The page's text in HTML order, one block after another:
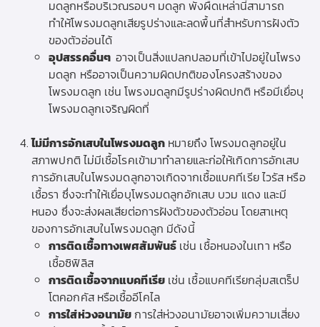
มดลูกหรือบริเวณรอบๆ มดลูก พังผืดเหล่านี้สามารถ
ทำให้โพรงมดลูกเสียรูปร่างและลดพื้นที่สำหรับการฝังตัว
ของตัวอ่อนได้
อุปสรรคอื่นๆ อาจเป็นสิ่งแปลกปลอมที่เข้าไปอยู่ในโพรง
มดลูก หรืออาจเป็นความผิดปกติของโครงสร้างของ
โพรงมดลูก เช่น โพรงมดลูกมีรูปร่างผิดปกติ หรือมีเยื่อบุ
โพรงมดลูกเจริญผิดที่
ไม่มีการอักเสบในโพรงมดลูก หมายถึง โพรงมดลูกอยู่ใน
สภาพปกติ ไม่มีเชื้อโรคเข้ามาทำลายและก่อให้เกิดการอักเสบ
การอักเสบในโพรงมดลูกอาจเกิดจากเชื้อแบคทีเรีย ไวรัส หรือ
เชื้อรา ซึ่งจะทำให้เยื่อบุโพรงมดลูกอักเสบ บวม แดง และมี
หนอง ซึ่งจะส่งผลเสียต่อการฝังตัวของตัวอ่อน โดยสาเหตุ
ของการอักเสบในโพรงมดลูก มีดังนี้
การติดเชื้อทางเพศสัมพันธ์เช่น เชื้อหนองในเทา หรือ
เชื้อซิฟิลิส
การติดเชื้อจากแบคทีเรียเช่น เชื้อแบคทีเรียกลุ่มสเตร็ป
โตคอกคัส หรือเชื้ออีโคไล
การใส่ห่วงอนามัยการใส่ห่วงอนามัยอาจเพิ่มความเสี่ยง